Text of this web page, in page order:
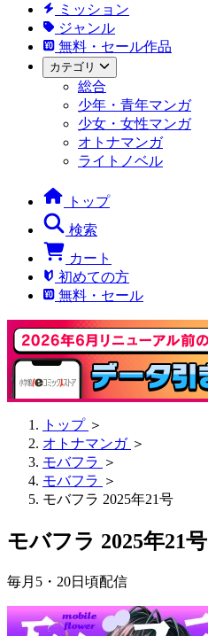
ミッション
ジャンル
無料・セール作品
カテゴリ
総合
少年・青年マンガ
少女・女性マンガ
オトナマンガ
ライトノベル
トップ
検索
カート
初めての方
無料・セール
トップ ＞
オトナマンガ ＞
モバフラ ＞
モバフラ ＞
モバフラ 2025年21号
モバフラ 2025年21号
毎月5・20日頃配信